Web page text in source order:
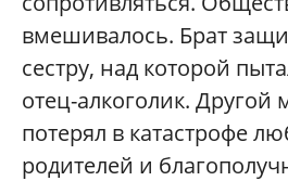
вмешивалось. Брат
сестру, над которой
отец-алкоголик. Другой
потерял в катастрофе
родителей и